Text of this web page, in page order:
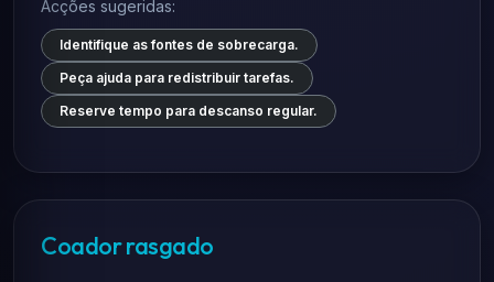
Acções sugeridas:
Identifique as fontes de sobrecarga.
Peça ajuda para redistribuir tarefas.
Reserve tempo para descanso regular.
Coador rasgado